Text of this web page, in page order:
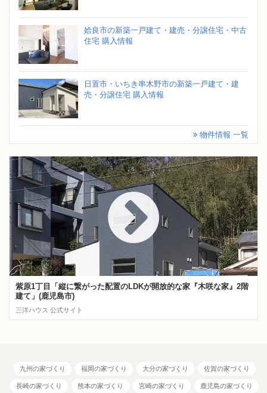
姶良市の新築一戸建て・建売・分譲住宅・中古
住宅 購入情報
日置市・いちき串木野市の新築一戸建て・建
売・分譲住宅 購入情報
物件情報 一覧
紫原1丁目「縦に繋がった配置のLDKが開放的な家『木咲な家』2階
建て」(鹿児島市)
三洋ハウス 公式サイト
九州の家づくり 福岡の家づくり 大分の家づくり 佐賀の家づくり
長崎の家づくり 熊本の家づくり 宮崎の家づくり 鹿児島の家づくり